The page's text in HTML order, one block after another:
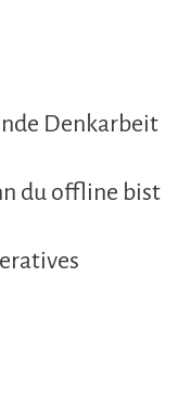
Denkarbeit
du offline bist